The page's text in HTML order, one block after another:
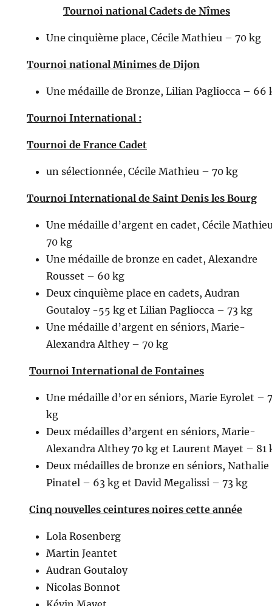
Tournoi national Cadets de Nîmes
Une cinquième place, Cécile Mathieu – 70 kg
Tournoi national Minimes de Dijon
Une médaille de Bronze, Lilian Pagliocca – 66
Tournoi International :
Tournoi de France Cadet
un sélectionnée, Cécile Mathieu – 70 kg
Tournoi International de Saint Denis les Bourg
Une médaille d’argent en cadet, Cécile
70 kg
Une médaille de bronze en cadet, Alexandre
Rousset – 60 kg
Deux cinquième place en cadets, Audran
Goutaloy -55 kg et Lilian Pagliocca – 73 kg
Une médaille d’argent en séniors, Marie-
Alexandra Althey – 70 kg
Tournoi International de Fontaines
Une médaille d’or en séniors, Marie Eyrolet –
kg
Deux médailles d’argent en séniors, Marie-
Alexandra Althey 70 kg et Laurent Mayet – 81
Deux médailles de bronze en séniors, Nathalie
Pinatel – 63 kg et David Megalissi – 73 kg
Cinq nouvelles ceintures noires cette année
Lola Rosenberg
Martin Jeantet
Audran Goutaloy
Nicolas Bonnot